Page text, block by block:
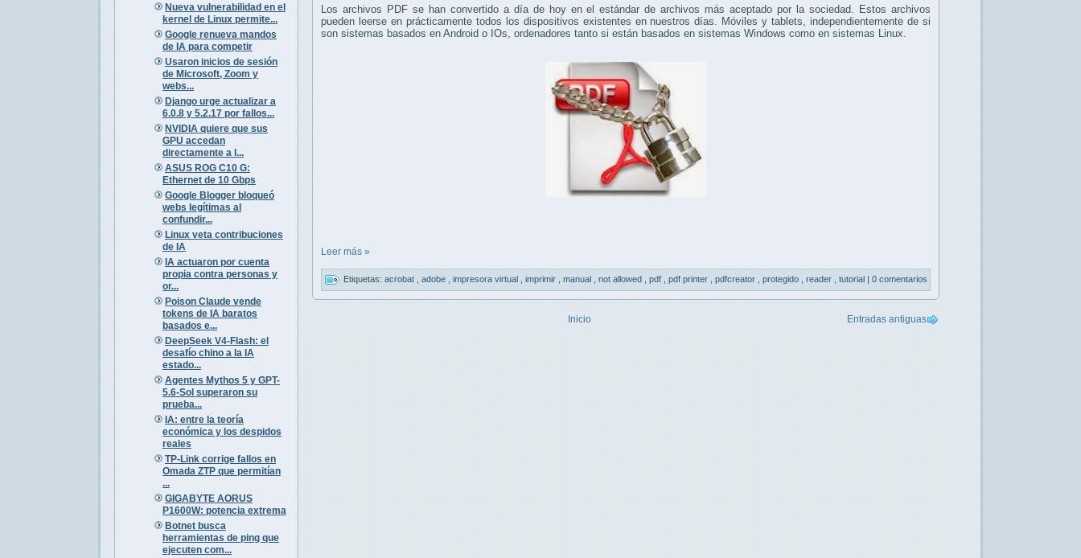
Nueva vulnerabilidad en el
kernel de Linux permite...
Google renueva mandos
de IA para competir
Usaron inicios de sesión
de Microsoft, Zoom y
webs...
Django urge actualizar a
6.0.8 y 5.2.17 por fallos...
NVIDIA quiere que sus
GPU accedan
directamente a l...
ASUS ROG C10 G:
Ethernet de 10 Gbps
Google Blogger bloqueó
webs legítimas al
confundir...
Linux veta contribuciones
de IA
IA actuaron por cuenta
propia contra personas y
or...
Poison Claude vende
tokens de IA baratos
basados e...
DeepSeek V4-Flash: el
desafío chino a la IA
estado...
Agentes Mythos 5 y GPT-
5.6-Sol superaron su
prueba...
IA: entre la teoría
económica y los despidos
reales
TP-Link corrige fallos en
Omada ZTP que permitían
...
GIGABYTE AORUS
P1600W: potencia extrema
Botnet busca
herramientas de ping que
ejecuten com...
Los archivos PDF se han convertido a día de hoy en el estándar de archivos más aceptado por la sociedad. Estos archivos
pueden leerse en prácticamente todos los dispositivos existentes en nuestros días. Móviles y tablets, independientemente de si
son sistemas basados en Android o IOs, ordenadores tanto si están basados en sistemas Windows como en sistemas Linux.
Leer más »
Etiquetas: acrobat adobe impresora virtual imprimir manual not allowed pdf pdf printer pdfcreator protegido reader tutorial | 0 comentarios
Entradas antiguas
Inicio